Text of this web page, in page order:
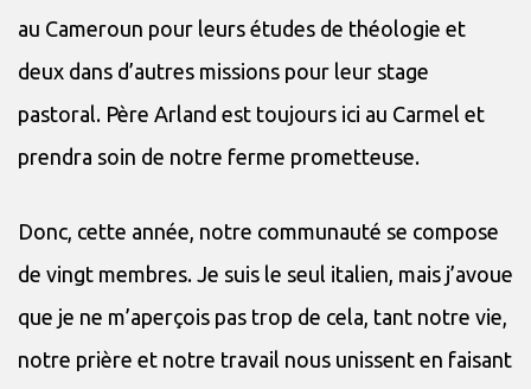
au Cameroun pour leurs études de théologie et
deux dans d’autres missions pour leur stage
pastoral. Père Arland est toujours ici au Carmel et
prendra soin de notre ferme prometteuse.
Donc, cette année, notre communauté se compose
de vingt membres. Je suis le seul italien, mais j’avoue
que je ne m’aperçois pas trop de cela, tant notre vie,
notre prière et notre travail nous unissent en faisant